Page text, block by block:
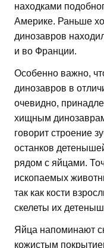
находками
Америке. Раньше
динозавров
и во Франции.
Особенно важно,
динозавров в
очевидно,
хищным
говорит строение
останков
рядом с яйцами.
ископаемых
так как кости
скелеты их
Яйца напоминают
кожистым